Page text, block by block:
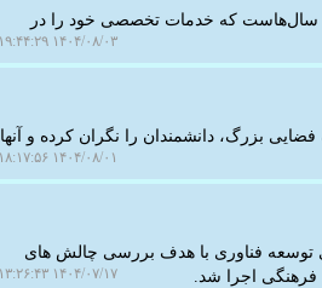
سال‌هاست که خدمات تخصصی خود را در
۱۴۰۴/۰۸/۰۳ ۱۹:۴۴:۲۹
کارا پیام، طرح شرکت «رفلکت اوربیتال» برای پرتاب ۴۰۰۰ آینه فضایی بزرگ، دانشمندان را نگران کرده و آنها
۱۴۰۴/۰۸/۰۱ ۱۸:۱۷:۵۶
توسعه فناوری با هدف بررسی چالش های
فرهنگی اجرا شد.
۱۴۰۴/۰۷/۱۷ ۱۳:۲۶:۴۳